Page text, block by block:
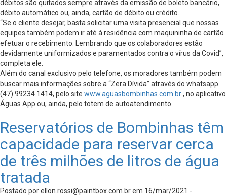
débitos são quitados sempre através da emissão de boleto bancário,
débito automático ou, ainda, cartão de débito ou crédito.
“Se o cliente desejar, basta solicitar uma visita presencial que nossas
equipes também podem ir até à residência com maquininha de cartão
efetuar o recebimento. Lembrando que os colaboradores estão
devidamente uniformizados e paramentados contra o vírus da Covid”,
completa ele.
Além do canal exclusivo pelo telefone, os moradores também podem
buscar mais informações sobre a “Zera Dívida” através do whatsapp
(47) 99234 1414, pelo site www.aguasbombinhas.com.br, no aplicativo
Águas App ou, ainda, pelo totem de autoatendimento.
Reservatórios de Bombinhas têm
capacidade para reservar cerca
de três milhões de litros de água
tratada
Postado porellon.rossi@paintbox.com.brem 16/mar/2021 -